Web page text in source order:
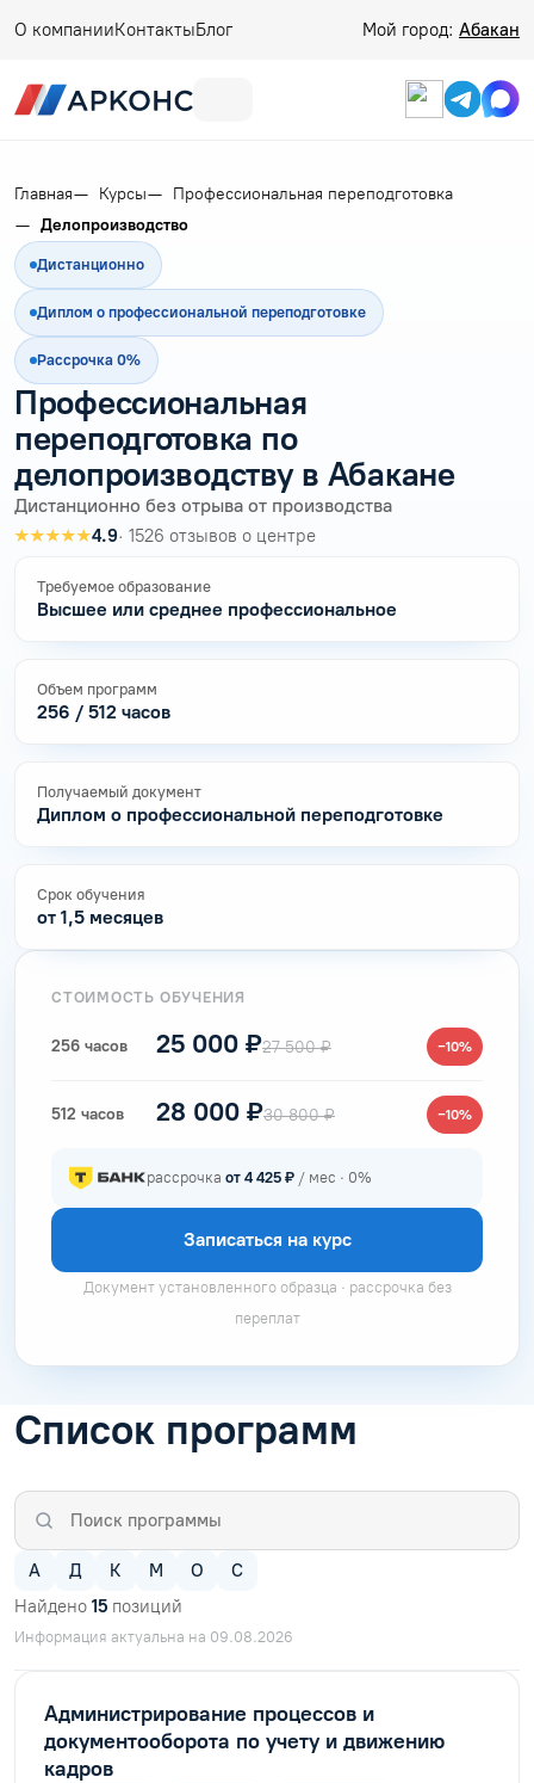
О компанииКонтактыБлог Мой город: Абакан
Главная Курсы
Профессиональная переподготовка
Делопроизводство
Дистанционно
Диплом о профессиональной переподготовке
Рассрочка 0%
Профессиональная
переподготовка по
делопроизводству в Абакане
Дистанционно без отрыва от производства
★★★★★4.9· 1526 отзывов о центре
Требуемое образование
Высшее или среднее профессиональное
Объем программ
256 / 512 часов
Получаемый документ
Диплом о профессиональной переподготовке
Срок обучения
от 1,5 месяцев
СТОИМОСТЬ ОБУЧЕНИЯ
256 часов 25 000 ₽27 500 ₽ −10%
512 часов 28 000 ₽30 800 ₽ −10%
рассрочка от 4 425 ₽ / мес · 0%
Записаться на курс
Документ установленного образца · рассрочка без
переплат
Список программ
А Д К М О
С
Найдено 15 позиций
Информация актуальна на 09.08.2026
Администрирование процессов и
документооборота по учету и движению
кадров